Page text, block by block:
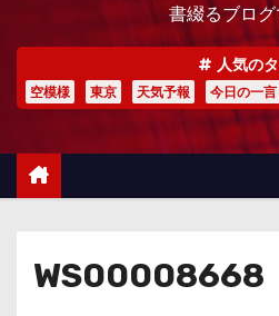
書綴るブロ
人気の
空模様 東京 天気予報 今日の一言
WS00008668